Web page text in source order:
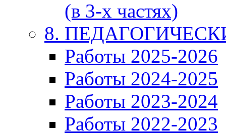
(в 3-х частях)
8.
Работы 2025-2026
Работы 2024-2025
Работы 2023-2024
Работы 2022-2023